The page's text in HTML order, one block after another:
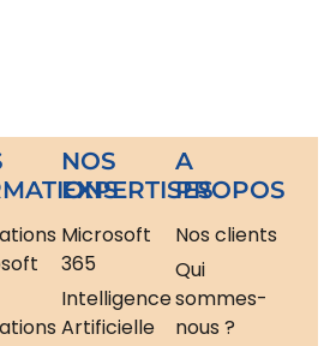
NOS
EXPERTISES
Microsoft
365
Intelligence
Artificielle
A
PROPOS
Nos clients
Qui
sommes-
nous ?